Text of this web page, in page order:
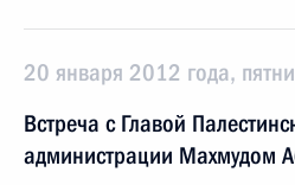
20 января 2012 года,
Встреча с Главой
администрации Махмудом